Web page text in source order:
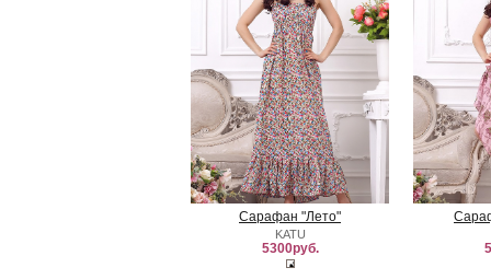
Сарафан "Лето"
KATU
5300руб.